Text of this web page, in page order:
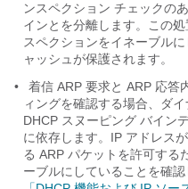
ンスペクション チェックの
インとを分離します。この
スペクションをイネーブル
ャッシュが保護されます。
•
着信 ARP 要求と ARP 応答
ィングを確認する場合、ダ
DHCP スヌーピング バイン
に依存します。IP アドレス
る ARP パケットを許可する
ーブルにしていることを確